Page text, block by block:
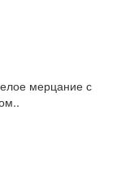
мерцание с